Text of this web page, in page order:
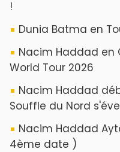
!
Dunia Batma en
Nacim Haddad en
World Tour 2026
Nacim Haddad
Souffle du Nord
Nacim Haddad
4ème date )